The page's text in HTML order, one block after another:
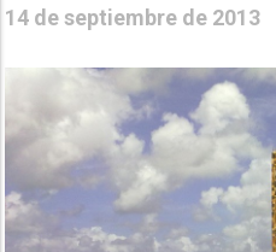
14 de septiembre de 2013